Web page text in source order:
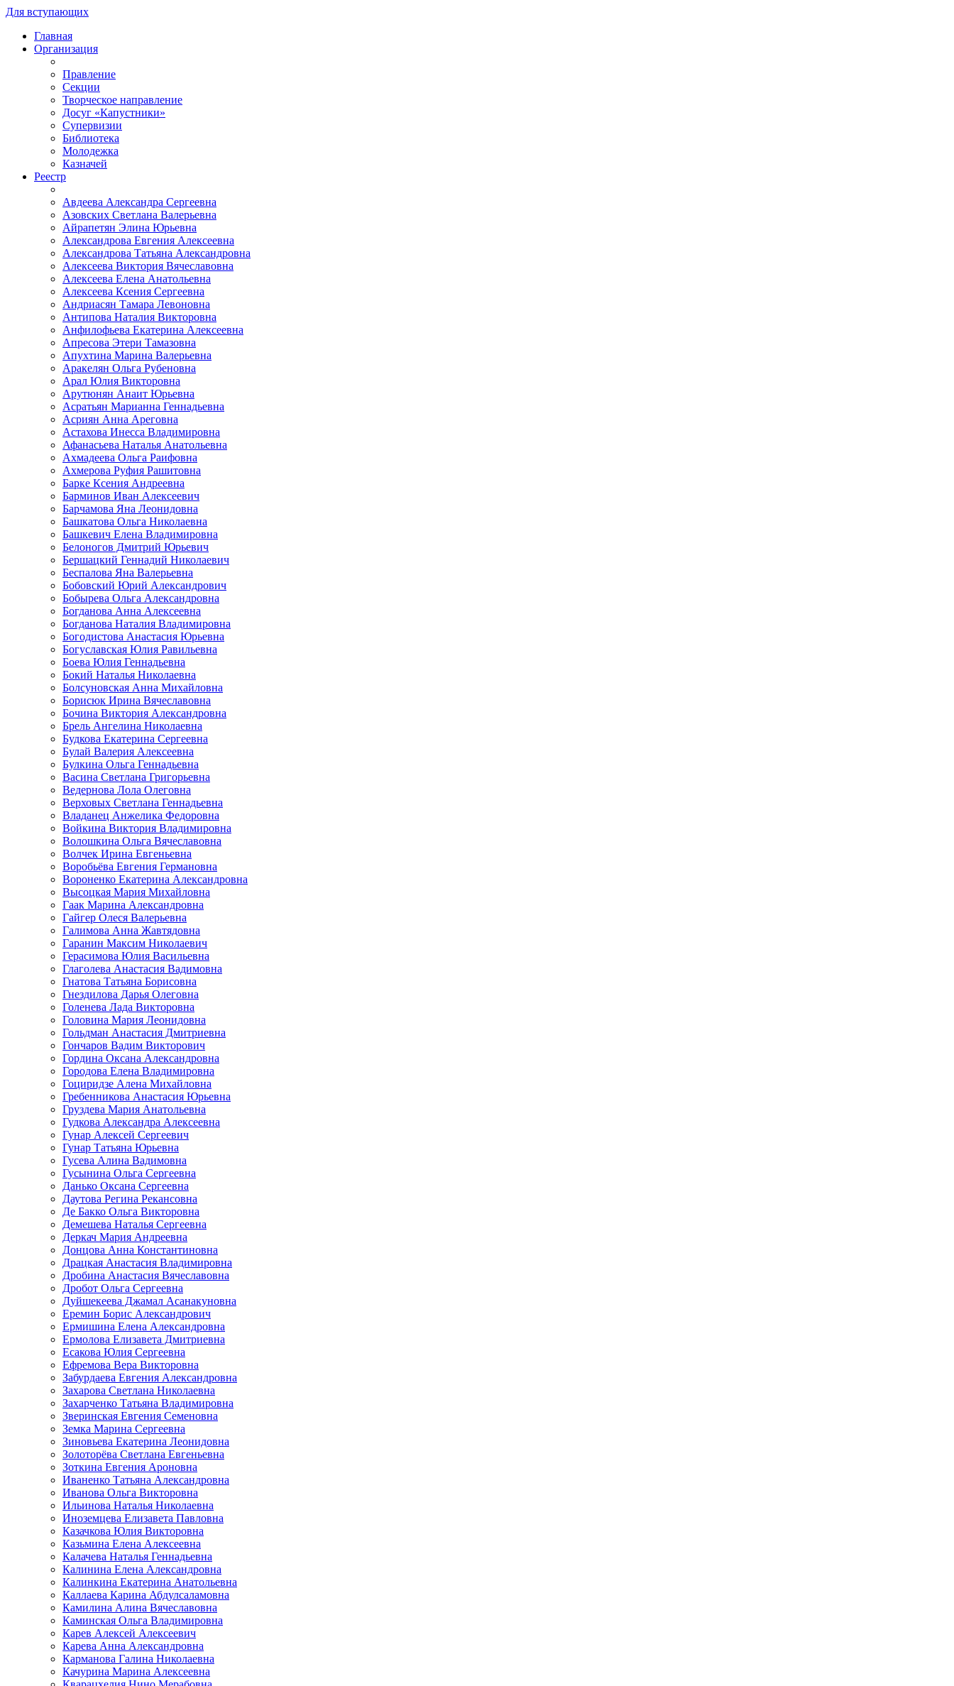
Для вступающих
Главная
Организация
Правление
Секции
Творческое направление
Досуг «Капустники»
Супервизии
Библиотека
Молодежка
Казначей
Реестр
Авдеева Александра Сергеевна
Азовских Светлана Валерьевна
Айрапетян Элина Юрьевна
Александрова Евгения Алексеевна
Александрова Татьяна Александровна
Алексеева Виктория Вячеславовна
Алексеева Елена Анатольевна
Алексеева Ксения Сергеевна
Андриасян Тамара Левоновна
Антипова Наталия Викторовна
Анфилофьева Екатерина Алексеевна
Апресова Этери Тамазовна
Апухтина Марина Валерьевна
Аракелян Ольга Рубеновна
Арал Юлия Викторовна
Арутюнян Анаит Юрьевна
Асратьян Марианна Геннадьевна
Асриян Анна Ареговна
Астахова Инесса Владимировна
Афанасьева Наталья Анатольевна
Ахмадеева Ольга Раифовна
Ахмерова Руфия Рашитовна
Барке Ксения Андреевна
Барминов Иван Алексеевич
Барчамова Яна Леонидовна
Башкатова Ольга Николаевна
Башкевич Елена Владимировна
Белоногов Дмитрий Юрьевич
Бершацкий Геннадий Николаевич
Беспалова Яна Валерьевна
Бобовский Юрий Александрович
Бобырева Ольга Александровна
Богданова Анна Алексеевна
Богданова Наталия Владимировна
Богодистова Анастасия Юрьевна
Богуславская Юлия Равильевна
Боева Юлия Геннадьевна
Бокий Наталья Николаевна
Болсуновская Анна Михайловна
Борисюк Ирина Вячеславовна
Бочина Виктория Александровна
Брель Ангелина Николаевна
Будкова Екатерина Сергеевна
Булай Валерия Алексеевна
Булкина Ольга Геннадьевна
Васина Светлана Григорьевна
Ведернова Лола Олеговна
Верховых Светлана Геннадьевна
Владанец Анжелика Федоровна
Войкина Виктория Владимировна
Волошкина Ольга Вячеславовна
Волчек Ирина Евгеньевна
Воробьёва Евгения Германовна
Вороненко Екатерина Александровна
Высоцкая Мария Михайловна
Гаак Марина Александровна
Гайгер Олеся Валерьевна
Галимова Анна Жавтядовна
Гаранин Максим Николаевич
Герасимова Юлия Васильевна
Глаголева Анастасия Вадимовна
Гнатова Татьяна Борисовна
Гнездилова Дарья Олеговна
Голенева Лада Викторовна
Головина Мария Леонидовна
Гольдман Анастасия Дмитриевна
Гончаров Вадим Викторович
Гордина Оксана Александровна
Городова Елена Владимировна
Гоциридзе Алена Михайловна
Гребенникова Анастасия Юрьевна
Груздева Мария Анатольевна
Гудкова Александра Алексеевна
Гунар Алексей Сергеевич
Гунар Татьяна Юрьевна
Гусева Алина Вадимовна
Гусынина Ольга Сергеевна
Данько Оксана Сергеевна
Даутова Регина Рекансовна
Де Бакко Ольга Викторовна
Демешева Наталья Сергеевна
Деркач Мария Андреевна
Донцова Анна Константиновна
Драцкая Анастасия Владимировна
Дробина Анастасия Вячеславовна
Дробот Ольга Сергеевна
Дуйшекеева Джамал Асанакуновна
Еремин Борис Александрович
Ермишина Елена Александровна
Ермолова Елизавета Дмитриевна
Есакова Юлия Сергеевна
Ефремова Вера Викторовна
Забурдаева Евгения Александровна
Захарова Светлана Николаевна
Захарченко Татьяна Владимировна
Зверинская Евгения Семеновна
Земка Марина Сергеевна
Зиновьева Екатерина Леонидовна
Золоторёва Светлана Евгеньевна
Зоткина Евгения Ароновна
Иваненко Татьяна Александровна
Иванова Ольга Викторовна
Ильинова Наталья Николаевна
Иноземцева Елизавета Павловна
Казачкова Юлия Викторовна
Казьмина Елена Алексеевна
Калачева Наталья Геннадьевна
Калинина Елена Александровна
Калинкина Екатерина Анатольевна
Каллаева Карина Абдулсаламовна
Камилина Алина Вячеславовна
Каминская Ольга Владимировна
Карев Алексей Алексеевич
Карева Анна Александровна
Карманова Галина Николаевна
Качурина Марина Алексеевна